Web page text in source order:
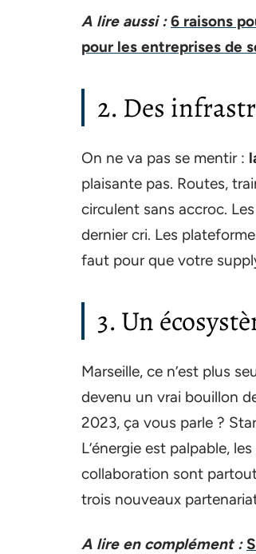
A lire aussi : 6 raisons
pour les entreprises de
2. Des
On ne va pas se mentir :
plaisante pas. Routes,
circulent sans accroc.
dernier cri. Les
faut pour que votre
3. Un
Marseille, ce n’est plus
devenu un vrai bouillon
2023, ça vous parle ?
L’énergie est palpable,
collaboration sont
trois nouveaux
A lire en complément :